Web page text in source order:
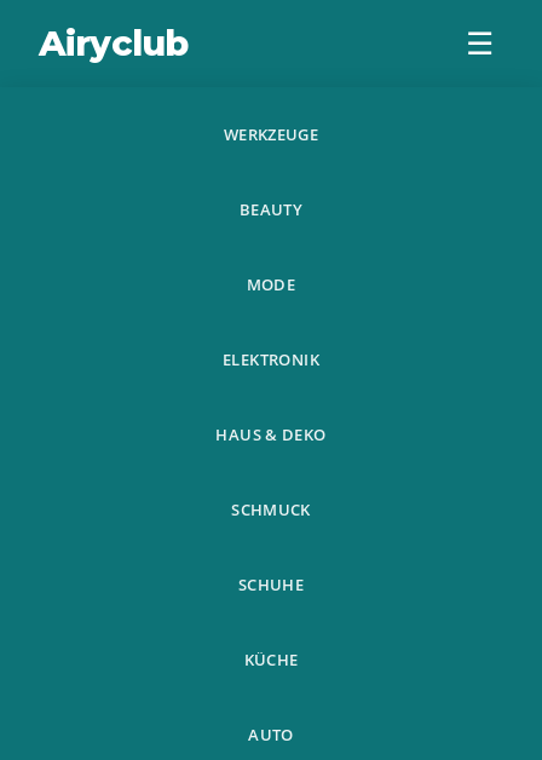
Airyclub ☰
WERKZEUGE
BEAUTY
MODE
ELEKTRONIK
HAUS & DEKO
SCHMUCK
SCHUHE
KÜCHE
AUTO
Red Lippen
Blumensamen